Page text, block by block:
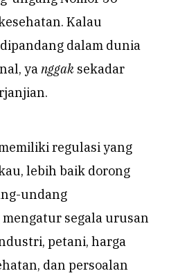
Kalau
dalam dunia
yanggak sekadar
regulasi yang
lebih baik dorong
undang
segala urusan
petani, harga
dan persoalan